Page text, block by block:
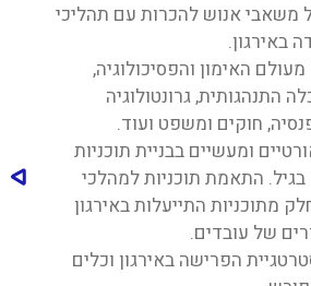
משאבי אנוש להכרות עם תהליכי
באירגון.
האימון והפסיכולוגיה,
התנהגותית, גרונטולוגיה
חוקים ומשפט ועוד.
ומעשיים בבניית תוכניות
התאמת תוכניות למהלכי
מתוכניות התייעלות באירגון
של עובדים.
הפרישה באירגון וכלים